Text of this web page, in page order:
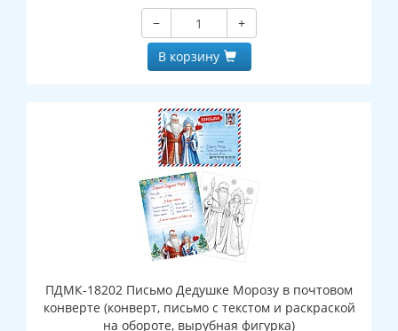
−
+
В корзину
ПДМК-18202 Письмо Дедушке Морозу в почтовом
конверте (конверт, письмо с текстом и раскраской
на обороте, вырубная фигурка)